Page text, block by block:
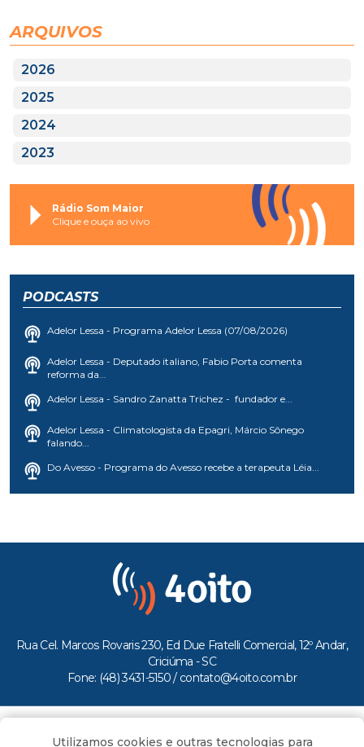
ARQUIVOS
2026
2025
2024
2023
Rádio Som Maior
Clique e ouça ao vivo
PODCASTS
Adelor Lessa - Programa Adelor Lessa (07/08/2026)
Adelor Lessa - Deputado italiano, Fabio Porta comenta
reforma da...
Adelor Lessa - Sandro Zanatta Trichez - fundador e...
Adelor Lessa - Climatologista da Epagri, Márcio Sônego
falando...
Do Avesso - Programa do Avesso recebe a terapeuta Léia...
Rua Cel. Marcos Rovaris 230, Ed Due Fratelli Comercial, 12º Andar,
Criciúma - SC
Fone: (48) 3431-5150 / contato@4oito.com.br
Utilizamos cookies e outras tecnologias para